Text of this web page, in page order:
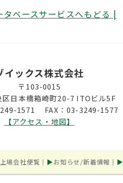
タベースサービスへもどる |
イックス株式会社
〒103-0015
区日本橋箱崎町20-7 ITOビル5F
1571 FAX：03-3249-1577
【アクセス・地図】
上場会社便覧 お知らせ/新着情報